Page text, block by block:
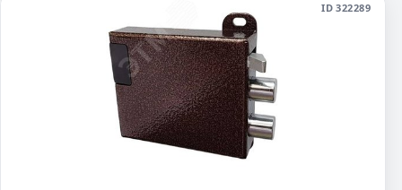
ID 322289